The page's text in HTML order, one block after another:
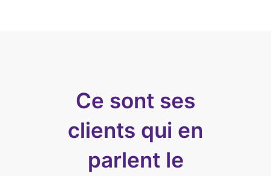
Ce sont ses
clients qui en
parlent le